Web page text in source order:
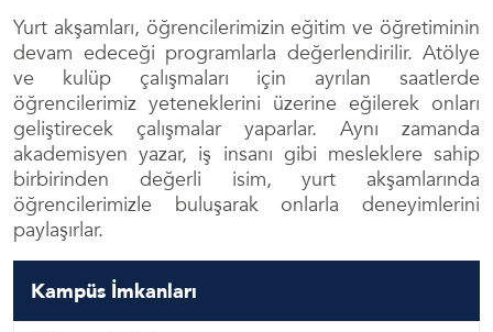
Kampüs İmkanları
Yurt akşamları, öğrencilerimizin eğitim ve öğretiminin
devam edeceği programlarla değerlendirilir. Atölye
ve kulüp çalışmaları için ayrılan saatlerde
öğrencilerimiz yeteneklerini üzerine eğilerek onları
geliştirecek çalışmalar yaparlar. Aynı zamanda
akademisyen yazar, iş insanı gibi mesleklere sahip
birbirinden değerli isim, yurt akşamlarında
öğrencilerimizle buluşarak onlarla deneyimlerini
paylaşırlar.